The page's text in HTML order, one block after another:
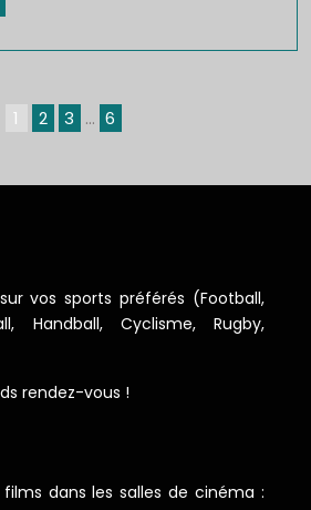
1 2 3 … 6
vos sports préférés (Football,
Handball, Cyclisme, Rugby,
rendez-vous !
films dans les salles de cinéma :